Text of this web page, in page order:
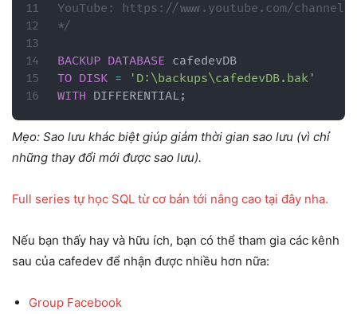
YouTube: https://www.youtube.com/channel/
*/
BACKUP DATABASE
TO DISK =
'D:\backups\cafedevDB.bak'
WITH DIFFERENTIAL ;
Mẹo: Sao lưu khác biệt giúp giảm thời gian sao lưu (vì chỉ
những thay đổi mới được sao lưu).
Full series tự học SQL từ cơ bản tới nâng cao tại đây nha.
Nếu bạn thấy hay và hữu ích, bạn có thể tham gia các kênh
sau của cafedev để nhận được nhiều hơn nữa:
Group Facebook